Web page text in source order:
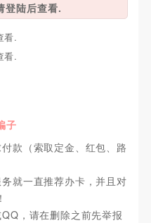
登陆后查看.
看.
看.
子
款（索取定金、红包、路
就一直推荐办卡，并且对
，请在删除之前先举报